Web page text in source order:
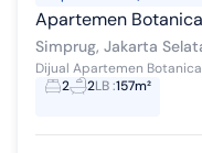
Apartemen Botanica
Simprug, Jakarta
2
2LB:157m²